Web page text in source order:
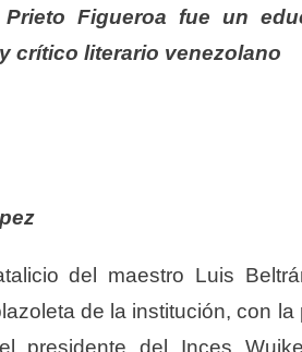
Prieto Figueroa fue un
crítico literario venezolano
del maestro Luis
de la institución, con
presidente del Inces